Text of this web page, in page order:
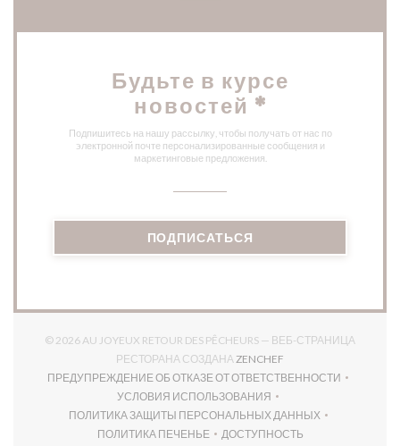
Будьте в курсе
новостей *
Подпишитесь на нашу рассылку, чтобы получать от нас по
электронной почте персонализированные сообщения и
маркетинговые предложения.
ПОДПИСАТЬСЯ
© 2026 AU JOYEUX RETOUR DES PÊCHEURS — ВЕБ-СТРАНИЦА
РЕСТОРАНА СОЗДАНАZENCHEF
ПРЕДУПРЕЖДЕНИЕ ОБ ОТКАЗЕ ОТ ОТВЕТСТВЕННОСТИ
((ОТКРЫВАЕТСЯ В НОВОМ ОКНЕ))
УСЛОВИЯ ИСПОЛЬЗОВАНИЯ
((ОТКРЫВАЕТСЯ В НОВОМ ОКНЕ))
ПОЛИТИКА ЗАЩИТЫ ПЕРСОНАЛЬНЫХ ДАННЫХ
((ОТКРЫВАЕТСЯ В НОВОМ ОКНЕ))
ПОЛИТИКА ПЕЧЕНЬЕ
((ОТКРЫВАЕТСЯ В НОВОМ ОКНЕ))
ДОСТУПНОСТЬ
((ОТКРЫВАЕТСЯ В